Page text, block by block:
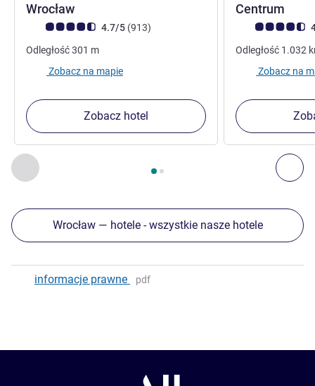
Poprzedni - Inne nasze placówki w pobliżu
Strona , Inne nasze placówki w pobliżu 1 :, Inne nasze
Wrocław
Ocena klientów (Ocena ALL)
4.7/5 (913Liczba opinii
)
Odległość301 m
Zobacz na mapie
Zobacz hotel
Centrum
Ocena klientów
Odległość 1.032
Zobacz na
Wrocław — hotele - wszystkie nasze hotele
informacje prawne pdf